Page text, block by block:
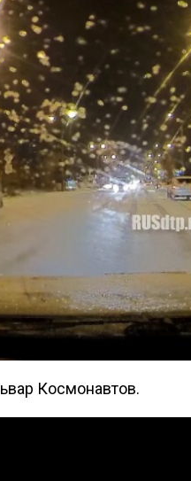
Космонавтов.